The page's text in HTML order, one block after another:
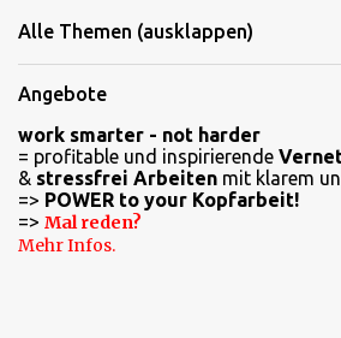
m
n
t
a
r
e
Alle Themen (ausklappen)
Angebote
work smarter - not harder
= profitable und inspirierende
& stressfrei Arbeiten mit klarem
=> POWER to your Kopfarbeit!
=> Mal reden?
Mehr Infos.